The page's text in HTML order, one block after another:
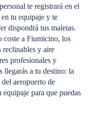
te registrará en el
tu equipaje y te
dispondrá tus maletas.
coste a Fiumicino, los
reclinables y aire
profesionales y
llegarás a tu destino: la
aeropuerto de
para que puedas